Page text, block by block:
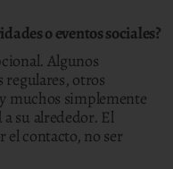
o eventos sociales?
Algunos
otros
muchos simplemente
su alrededor. El
el contacto, no ser